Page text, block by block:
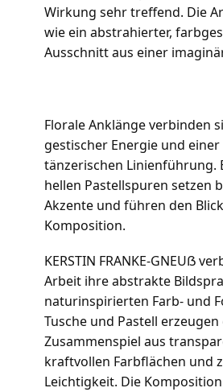
Wirkung sehr treffend. Die
wie ein abstrahierter,
Ausschnitt aus einer
Florale Anklänge verbinden
gestischer Energie und
tänzerischen Linienführung.
hellen Pastellspuren setzen
Akzente und führen den
Komposition.
KERSTIN FRANKE-GNEUẞ
Arbeit ihre abstrakte
naturinspirierten Farb- und
Tusche und Pastell
Zusammenspiel aus
kraftvollen Farbflächen und
Leichtigkeit. Die